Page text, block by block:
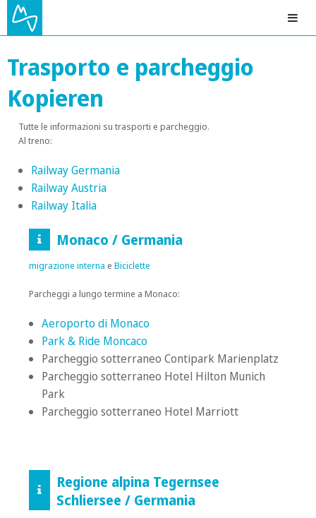
Trasporto e parcheggio
Kopieren
Tutte le informazioni su trasporti e parcheggio.
Al treno:
Railway Germania
RailwayAustria
Railway Italia
Monaco / Germania
migrazione interna e Biciclette
Parcheggi a lungo termine a Monaco:
Aeroporto di Monaco
Park & Ride Moncaco
Parcheggio sotterraneo Contipark Marienplatz
Parcheggio sotterraneo Hotel Hilton Munich
Park
Parcheggio sotterraneo Hotel Marriott
Regione alpina Tegernsee
Schliersee / Germania